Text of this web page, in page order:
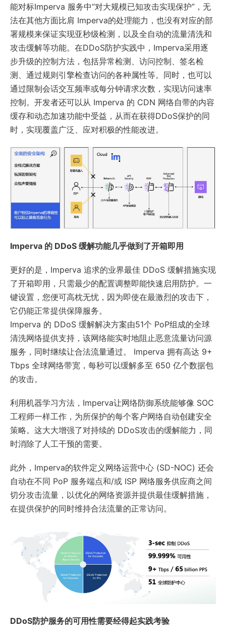
能对标Imperva 服务中“对大规模已知攻击实现保护”，无
法在其他方面比肩 Imperva的处理能力，也没有对应的部
署规模来保证实现亚秒级检测，以及全自动的流量清洗和
攻击缓解等功能。在DDoS防护实践中，Imperva采用逐
步升级的控制方法，包括异常检测、访问控制、签名检
测、通过规则引擎检查访问的各种属性等。同时，也可以
通过限制会话交互频率或每分钟请求次数，实现访问速率
控制。开发者还可以从 Imperva 的 CDN 网络自带的内容
缓存和动态加速功能中受益，从而在获得DDoS保护的同
时，实现覆盖广泛、应对积极的性能改进。
Imperva 的 DDoS 缓解功能几乎做到了开箱即用
更好的是，Imperva 追求的业界最佳 DDoS 缓解措施实现
了开箱即用，只需最少的配置调整即能快速启用防护。一
键设置，您便可高枕无忧，因为即使在最激烈的攻击下，
它仍能正常提供保障服务。
Imperva 的 DDoS 缓解解决方案由51个 PoP组成的全球
清洗网络提供支持，该网络能实时地阻止恶意流量访问源
服务，同时继续让合法流量通过。 Imperva 拥有高达 9+
Tbps 全球网络带宽，每秒可以缓解多至 650 亿个数据包
的攻击。
利用机器学习方法，Imperva让网络防御系统能够像 SOC
工程师一样工作，为所保护的每个客户网络自动创建安全
策略。这大大增强了对持续的 DDoS攻击的缓解能力，同
时消除了人工干预的需要。
此外，Imperva的软件定义网络运营中心 (SD-NOC) 还会
自动在不同 PoP 服务端点和/或 ISP 网络服务供应商之间
切分攻击流量，以优化的网络资源并提供最佳缓解措施，
在提供保护的同时维持合法流量的正常访问。
DDoS防护服务的可用性需要经得起实践考验